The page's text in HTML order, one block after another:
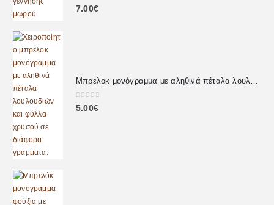
0out of 5
7.00€
0 out of 5
5.00€